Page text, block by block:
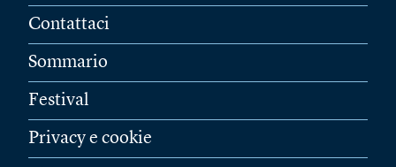
Contattaci
Sommario
Festival
Privacy e cookie